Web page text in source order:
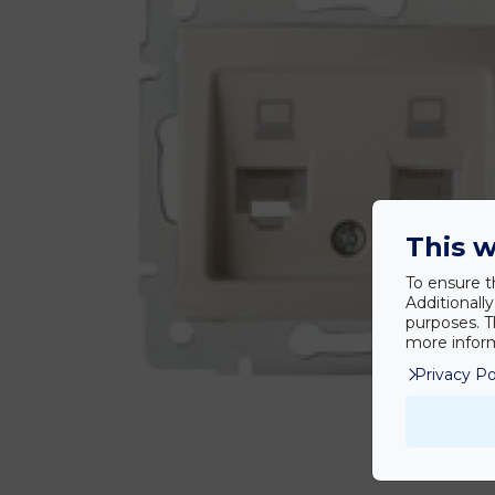
This
To ensure
purposes.
more
Privacy